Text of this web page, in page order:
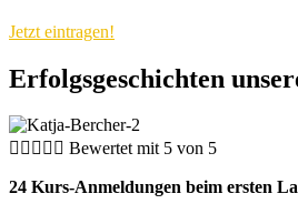
Jetzt eintragen!
Erfolgsgeschichten
     Bewertet mit 5 von 5
24 Kurs-Anmeldungen beim ersten